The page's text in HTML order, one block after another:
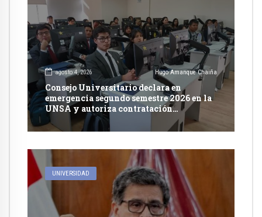
agosto 4, 2026 Hugo Amanque Chaiña
Consejo Universitario declara en
emergencia segundo semestre 2026 en la
UNSA y autoriza contratación
excepcional de docentes
UNIVERSIDAD